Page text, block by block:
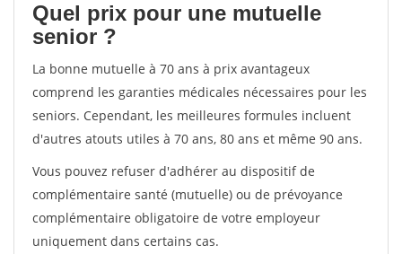
Quel prix pour une mutuelle
senior ?
La bonne mutuelle à 70 ans à prix avantageux
comprend les garanties médicales nécessaires pour les
seniors. Cependant, les meilleures formules incluent
d'autres atouts utiles à 70 ans, 80 ans et même 90 ans.
Vous pouvez refuser d'adhérer au dispositif de
complémentaire santé (mutuelle) ou de prévoyance
complémentaire obligatoire de votre employeur
uniquement dans certains cas.